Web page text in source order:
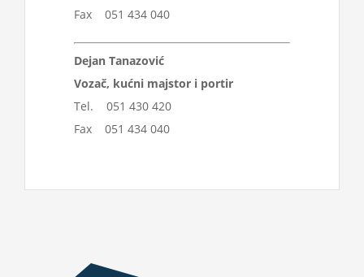
Fax 051 434 040
Dejan Tanazović
Vozač, kućni majstor i portir
Tel. 051 430 420
Fax 051 434 040